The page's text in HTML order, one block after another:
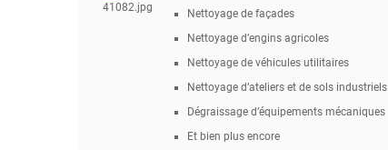
Nettoyage de façades
Nettoyage d’engins agricoles
Nettoyage de véhicules utilitaires
Nettoyage d’ateliers et de sols industriels
Dégraissage d’équipements mécaniques
Et bien plus encore